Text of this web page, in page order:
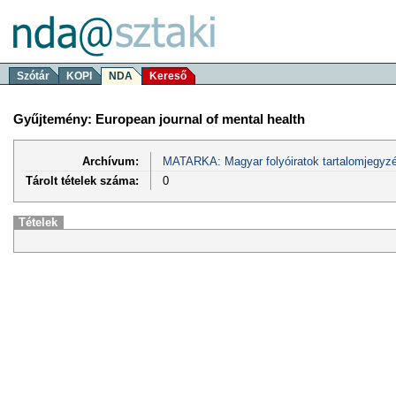
Szótár KOPI NDA Kereső
Gyűjtemény: European journal of mental health
Archívum:
MATARKA: Magyar folyóiratok
Tárolt tételek száma:
0
Tételek